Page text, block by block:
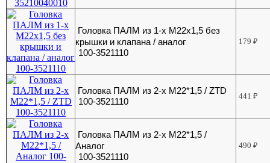
Головка ПАЛМ из 1-х М22х1,5 без
крышки и клапана / аналог
100-3521110
179₽
Головка ПАЛМ из 2-х М22*1,5 / ZTD
100-3521110
441₽
Головка ПАЛМ из 2-х М22*1,5 /
Аналог
100-3521110
490₽